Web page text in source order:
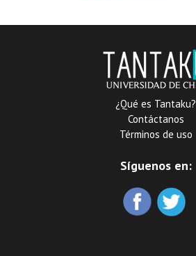
¿Qué es Tantaku?
Contáctanos
Términos de uso
Síguenos en: